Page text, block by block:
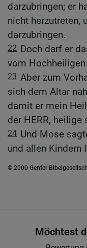
darzubringen; er
nicht herzutreten,
darzubringen.
22 Doch darf er
vom
23 Aber zum
sich dem Altar
damit er mein
der HERR, heilige
24 Und Mose
und allen Kindern
© 2000 Genfer
Möchtest